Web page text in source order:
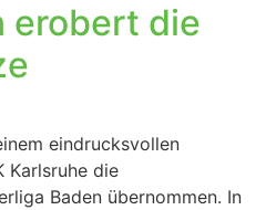
erobert die
eindrucksvollen
Karlsruhe die
Baden übernommen. In